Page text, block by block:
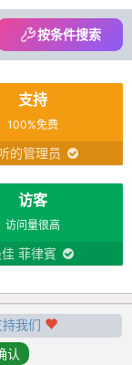
按条件搜索
支持
100%免费
的管理员
访客
访问量很高
菲律賓
我们